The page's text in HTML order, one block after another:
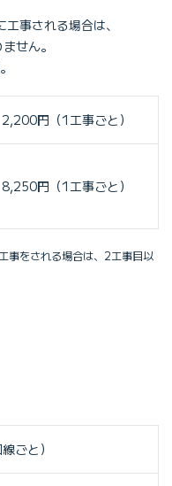
事される場合は、
せん。
2,200円（1工事ごと）
8,250円（1工事ごと）
事をされる場合は、2工事目以
ごと）